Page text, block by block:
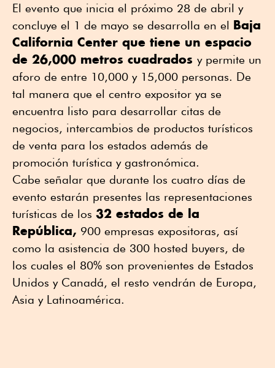
El evento que inicia el próximo 28 de abril y
concluye el 1 de mayo se desarrolla en el Baja
California Center que tiene un espacio
de 26,000 metros cuadrados y permite un
aforo de entre 10,000 y 15,000 personas. De
tal manera que el centro expositor ya se
encuentra listo para desarrollar citas de
negocios, intercambios de productos turísticos
de venta para los estados además de
promoción turística y gastronómica.
Cabe señalar que durante los cuatro días de
evento estarán presentes las representaciones
turísticas de los 32 estados de la
República, 900 empresas expositoras, así
como la asistencia de 300 hosted buyers, de
los cuales el 80% son provenientes de Estados
Unidos y Canadá, el resto vendrán de Europa,
Asia y Latinoamérica.